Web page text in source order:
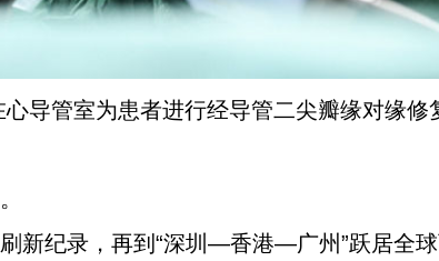
导管室为患者进行经导管二尖瓣缘对缘修
新纪录，再到“深圳—香港—广州”跃居全